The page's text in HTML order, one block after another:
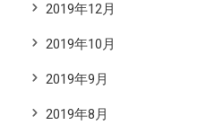
2019年12月
2019年10月
2019年9月
2019年8月